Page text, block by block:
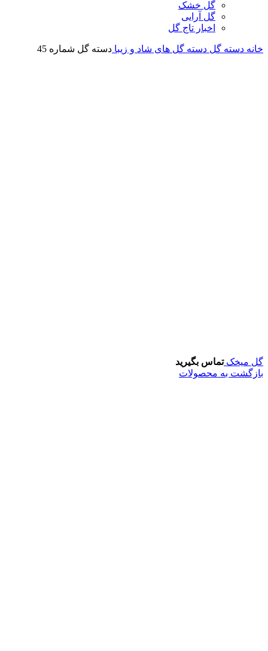
گل خشک
گل آرایی
اخبار تاج گل
گلدسته گل های شاد و زیبادسته گل شماره 45
تماس بگیرید
به محصولات